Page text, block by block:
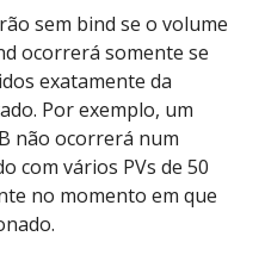
sem bind se o volume
ocorrerá somente se
exatamente da
Por exemplo, um
não ocorrerá num
com vários PVs de 50
no momento em que